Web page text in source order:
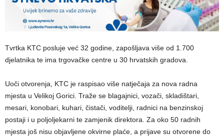
Tvrtka KTC posluje već 32 godine, zapošljava više od 1.700
djelatnika te ima trgovačke centre u 30 hrvatskih gradova.
Uoči otvorenja, KTC je raspisao više natječaja za nova radna
mjesta u Velikoj Gorici. Traže se blagajnici, vozači, skladištari,
mesari, konobari, kuhari, čistači, voditelji, radnici na benzinskoj
postaji i u poljoljekarni te zamjenik direktora. Za oko 50 radnih
mjesta još nisu objavljene okvirne plaće, a prijave su otvorene do